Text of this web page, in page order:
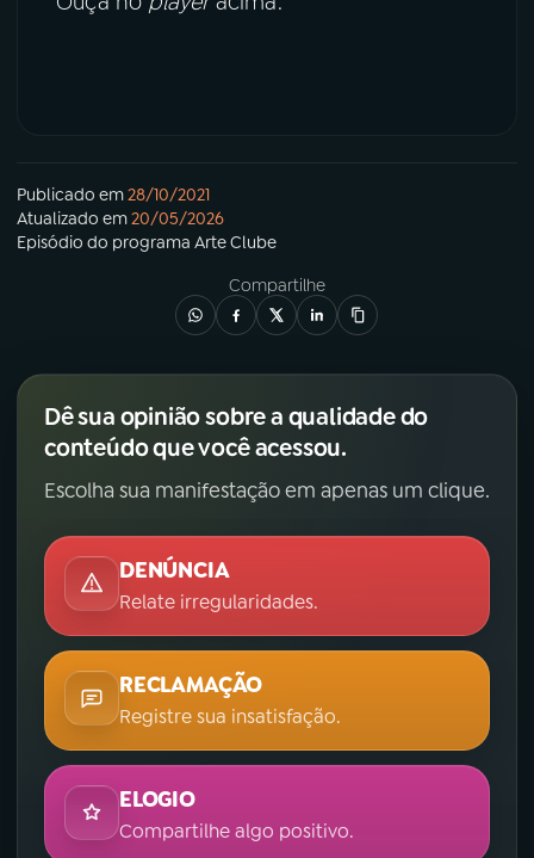
TikTok
Publicado em28/10/2021
Atualizado em20/05/2026
Episódio do programa Arte Clube
Compartilhe
Dê sua opinião sobre a qualidade do
conteúdo que você acessou.
Escolha sua manifestação em apenas um clique.
DENÚNCIA
Relate irregularidades.
RECLAMAÇÃO
Registre sua insatisfação.
ELOGIO
Compartilhe algo positivo.